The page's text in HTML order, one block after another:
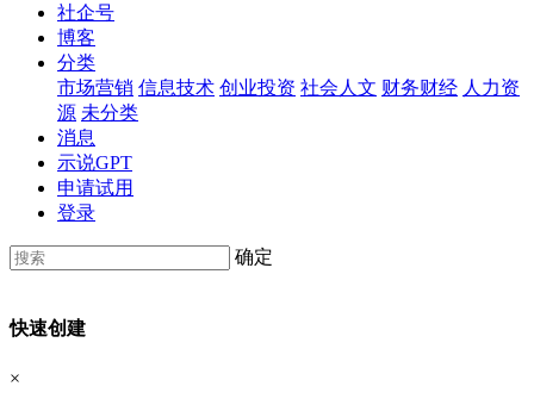
社企号
博客
分类
市场营销 信息技术 创业投资 社会人文 财务财经 人力资
源 未分类
消息
示说GPT
申请试用
登录
确定
快速创建
×